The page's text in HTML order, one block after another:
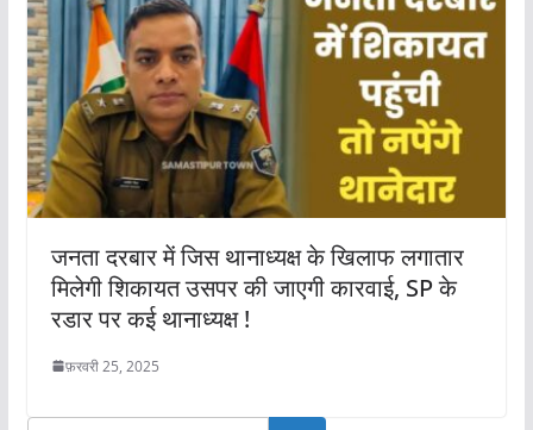
जनता दरबार में जिस थानाध्यक्ष के खिलाफ लगातार
मिलेगी शिकायत उसपर की जाएगी कारवाई, SP के
रडार पर कई थानाध्यक्ष !
फ़रवरी 25, 2025